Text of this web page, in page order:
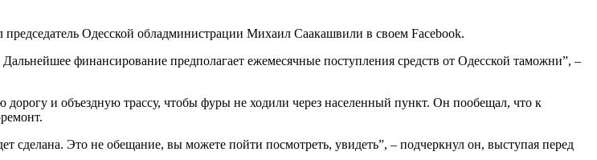
Одесской обладминистрации Михаил Саакашвили в своем Facebook.
финансирование предполагает ежемесячные поступления средств от Одесской таможни”, –
дорогу и объездную трассу, чтобы фуры не ходили через населенный пункт. Он пообещал, что к
сделана. Это не обещание, вы можете пойти посмотреть, увидеть”, – подчеркнул он, выступая перед